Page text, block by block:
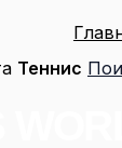
Теннис